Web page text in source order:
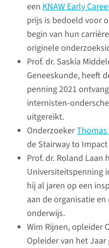
een KNAW Early
prijs is bedoeld voor
begin van hun
originele
Prof. dr. Saskia
Geneeskunde, heeft
penning 2021
internisten-
uitgereikt.
Onderzoeker
de Stairway to
Prof. dr. Roland Laan
Universiteitspenning
hij al jaren op een
aan de organisatie
onderwijs.
Wim Rijnen, opleider
Opleider van het
Artificial
Als
de kracht en
van Artificial
(kunstmatige
onze zorg te
verschillende
werken we
2021.
lees meer
Promovendi